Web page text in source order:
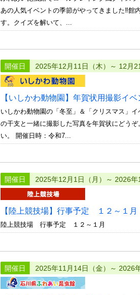
あの人気イベントの季節がやってきました‼館
す。クイズを解いて、...
開催日 2025年12月11日（木）～ 12月
【いしかわ動物園】年賀状用撮影イ
いしかわ動物園の「冬至」＆「クリスマス」
の干支と一緒に撮影した写真を年賀状にどう
い。 開催日時：令和7...
開催日 2025年12月1日（月）～ 2026年
【陸上競技場】行事予定 １２～１月
陸上競技場 行事予定 １２～１月
開催日 2025年11月14日（金）～ 2026